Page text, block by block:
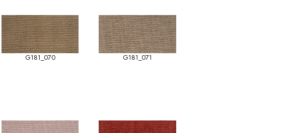
G181_070 G181_071